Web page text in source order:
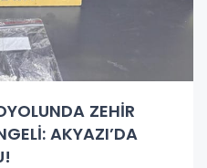
ZEHİR
AKYAZI’DA